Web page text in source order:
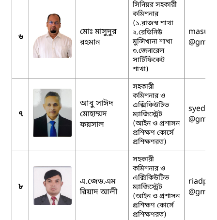
৬
মোঃ মাসুদুর
রহমান
সিনিয়র সহকারী
কমিশনার
(১.রাজস্ব শাখা
২.রেভিনিউ
মুন্সিখানা শাখা
৩.জেনারেল
সার্টিফিকেট
শাখা)
৭
আবু সাঈদ
মোহাম্মদ
ফয়সাল
সহকারী
কমিশনার ও
এক্সিকিউটিভ
ম্যাজিস্ট্রেট
(আইন ও প্রশাসন
প্রশিক্ষণ কোর্সে
প্রশিক্ষণরত)
৮
এ.জেড.এম
রিয়াদ আলী
সহকারী
কমিশনার ও
এক্সিকিউটিভ
ম্যাজিস্ট্রেট
(আইন ও প্রশাসন
প্রশিক্ষণ কোর্সে
প্রশিক্ষণরত)